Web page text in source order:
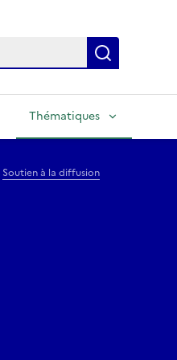
Thématiques
Soutien à la diffusion